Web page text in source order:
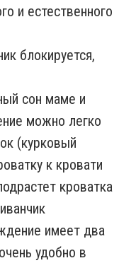
и естественного
блокируется,
сон маме и
можно легко
(курковый
к кровати
кроватка
имеет два
удобно в